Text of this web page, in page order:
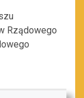
Rządowego